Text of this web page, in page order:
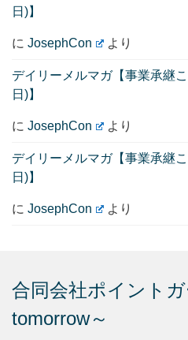
日)】
に JosephCon より
デイリーメルマガ【事業承継
日)】
に JosephCon より
デイリーメルマガ【事業承継
日)】
に JosephCon より
合同会社ポイント
tomorrow～